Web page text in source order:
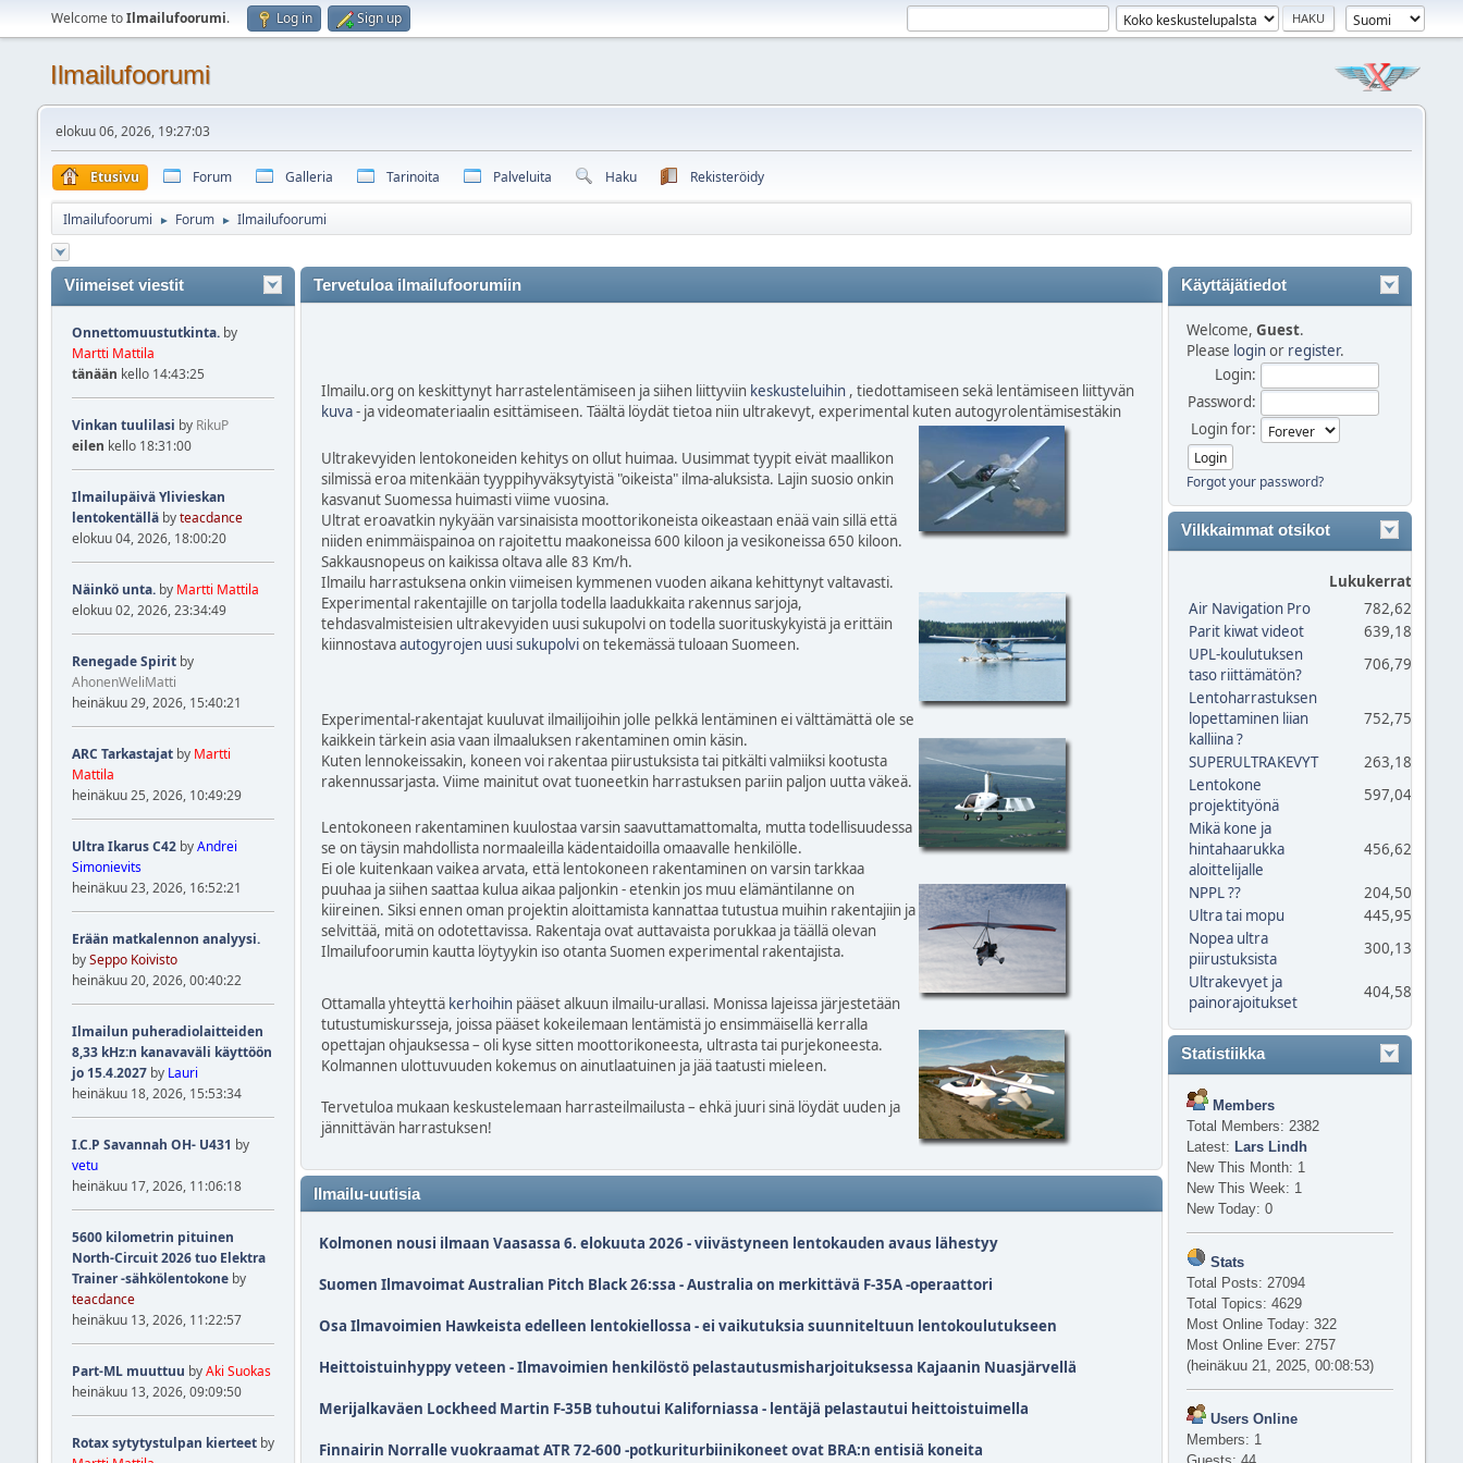
Welcome toIlmailufoorumi. Log in Sign up
Ilmailufoorumi
elokuu 06, 2026, 19:27:03
Etusivu Forum Galleria Tarinoita Palveluita Haku Rekisteröidy
Ilmailufoorumi ► Forum ► Ilmailufoorumi
Viimeiset viestit
Onnettomuustutkinta.by
Martti Mattila
tänään kello 14:43:25
Vinkan tuulilasi by RikuP
eilen kello 18:31:00
Ilmailupäivä Ylivieskan
lentokentälläbyteacdance
elokuu 04, 2026, 18:00:20
Näinkö unta.by Martti Mattila
elokuu 02, 2026, 23:34:49
Renegade Spiritby
AhonenWeliMatti
heinäkuu 29, 2026, 15:40:21
ARC Tarkastajatby Martti
Mattila
heinäkuu 25, 2026, 10:49:29
Ultra Ikarus C42byAndrei
Simonievits
heinäkuu 23, 2026, 16:52:21
Erään matkalennon analyysi.
bySeppo Koivisto
heinäkuu 20, 2026, 00:40:22
Ilmailun puheradiolaitteiden
8,33 kHz:n kanavaväli käyttöön
jo 15.4.2027by Lauri
heinäkuu 18, 2026, 15:53:34
I.C.P Savannah OH- U431 by
vetu
heinäkuu 17, 2026, 11:06:18
5600 kilometrin pituinen
North-Circuit 2026 tuo Elektra
Trainer -sähkölentokoneby
teacdance
heinäkuu 13, 2026, 11:22:57
Part-ML muuttuu byAki Suokas
heinäkuu 13, 2026, 09:09:50
Rotax sytytystulpan kierteetby
Tervetuloa ilmailufoorumiin
Ilmailu.org on keskittynyt harrastelentämiseen ja siihen liittyviin keskusteluihin, tiedottamiseen sekä lentämiseen liittyvän
kuva- ja videomateriaalin esittämiseen. Täältä löydät tietoa niin ultrakevyt, experimental kuten autogyrolentämisestäkin
Ultrakevyiden lentokoneiden kehitys on ollut huimaa. Uusimmat tyypit eivät maallikon
silmissä eroa mitenkään tyyppihyväksytyistä "oikeista" ilma-aluksista. Lajin suosio onkin
kasvanut Suomessa huimasti viime vuosina.
Ultrat eroavatkin nykyään varsinaisista moottorikoneista oikeastaan enää vain sillä että
niiden enimmäispainoa on rajoitettu maakoneissa 600 kiloon ja vesikoneissa 650 kiloon.
Sakkausnopeus on kaikissa oltava alle 83 Km/h.
Ilmailu harrastuksena onkin viimeisen kymmenen vuoden aikana kehittynyt valtavasti.
Experimental rakentajille on tarjolla todella laadukkaita rakennus sarjoja,
tehdasvalmisteisien ultrakevyiden uusi sukupolvi on todella suorituskykyistä ja erittäin
kiinnostavaautogyrojen uusi sukupolvion tekemässä tuloaan Suomeen.
Experimental-rakentajat kuuluvat ilmailijoihin jolle pelkkä lentäminen ei välttämättä ole se
kaikkein tärkein asia vaan ilmaaluksen rakentaminen omin käsin.
Kuten lennokeissakin, koneen voi rakentaa piirustuksista tai pitkälti valmiiksi kootusta
rakennussarjasta. Viime mainitut ovat tuoneetkin harrastuksen pariin paljon uutta väkeä.
Lentokoneen rakentaminen kuulostaa varsin saavuttamattomalta, mutta todellisuudessa
se on täysin mahdollista normaaleilla kädentaidoilla omaavalle henkilölle.
Ei ole kuitenkaan vaikea arvata, että lentokoneen rakentaminen on varsin tarkkaa
puuhaa ja siihen saattaa kulua aikaa paljonkin - etenkin jos muu elämäntilanne on
kiireinen. Siksi ennen oman projektin aloittamista kannattaa tutustua muihin rakentajiin ja
selvittää, mitä on odotettavissa. Rakentaja ovat auttavaista porukkaa ja täällä olevan
Ilmailufoorumin kautta löytyykin iso otanta Suomen experimental rakentajista.
Ottamalla yhteyttä kerhoihinpääset alkuun ilmailu-urallasi. Monissa lajeissa järjestetään
tutustumiskursseja, joissa pääset kokeilemaan lentämistä jo ensimmäisellä kerralla
opettajan ohjauksessa – oli kyse sitten moottorikoneesta, ultrasta tai purjekoneesta.
Kolmannen ulottuvuuden kokemus on ainutlaatuinen ja jää taatusti mieleen.
Tervetuloa mukaan keskustelemaan harrasteilmailusta – ehkä juuri sinä löydät uuden ja
jännittävän harrastuksen!
Ilmailu-uutisia
Kolmonen nousi ilmaan Vaasassa 6. elokuuta 2026 - viivästyneen lentokauden avaus lähestyy
Suomen Ilmavoimat Australian Pitch Black 26:ssa - Australia on merkittävä F-35A -operaattori
Osa Ilmavoimien Hawkeista edelleen lentokiellossa - ei vaikutuksia suunniteltuun lentokoulutukseen
Heittoistuinhyppy veteen - Ilmavoimien henkilöstö pelastautusmisharjoituksessa Kajaanin Nuasjärvellä
Merijalkaväen Lockheed Martin F-35B tuhoutui Kaliforniassa - lentäjä pelastautui heittoistuimella
Finnairin Norralle vuokraamat ATR 72-600 -potkuriturbiinikoneet ovat BRA:n entisiä koneita
Käyttäjätiedot
Welcome,Guest.
Please loginor register.
Login:
Password:
Login for:
Forgot your password?
Vilkkaimmat otsikot
Lukukerrat
Air Navigation Pro
782,620
Parit kiwat videot
639,186
UPL-koulutuksen
taso riittämätön?
706,790
Lentoharrastuksen
lopettaminen liian
kalliina ?
752,759
SUPERULTRAKEVYT
263,185
Lentokone
projektityönä
597,047
Mikä kone ja
hintahaarukka
aloittelijalle
456,626
NPPL ??
204,502
Ultra tai mopu
445,952
Nopea ultra
piirustuksista
300,130
Ultrakevyet ja
painorajoitukset
404,587
Statistiikka
Members
Total Members: 2382
Latest: Lars Lindh
New This Month: 1
New This Week: 1
New Today: 0
Stats
Total Posts: 27094
Total Topics: 4629
Most Online Today: 322
Most Online Ever: 2757
(heinäkuu 21, 2025, 00:08:53)
Users Online
Members: 1